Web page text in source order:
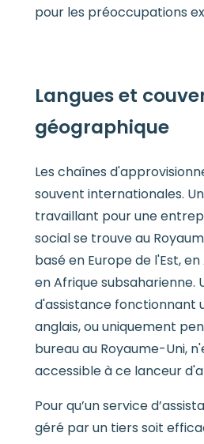
pour les préoccupations
Langues et
géographique
Les chaînes
souvent internationales.
travaillant pour une
social se trouve au
basé en Europe de l'Est,
en Afrique subsaharienne.
d'assistance fonctionnant
anglais, ou uniquement
bureau au Royaume-Uni,
accessible à ce lanceur
Pour qu’un service
géré par un tiers soit